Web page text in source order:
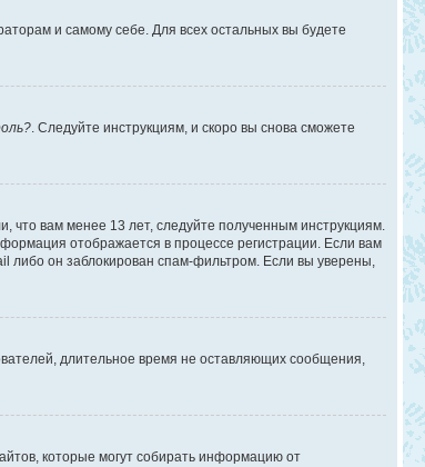
и самому себе. Для всех остальных вы будете
. Следуйте инструкциям, и скоро вы снова сможете
что вам менее 13 лет, следуйте полученным инструкциям.
отображается в процессе регистрации. Если вам
он заблокирован спам-фильтром. Если вы уверены,
длительное время не оставляющих сообщения,
которые могут собирать информацию от